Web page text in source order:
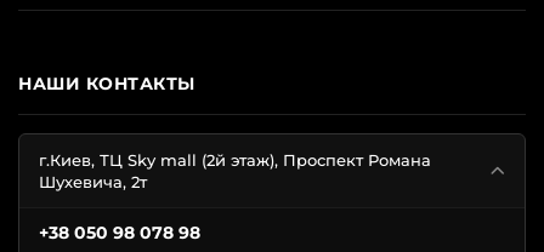
НАШИ КОНТАКТЫ
г.Киев, ТЦ Sky mall (2й этаж), Проспект Романа
Шухевича, 2т
+38 050 98 078 98